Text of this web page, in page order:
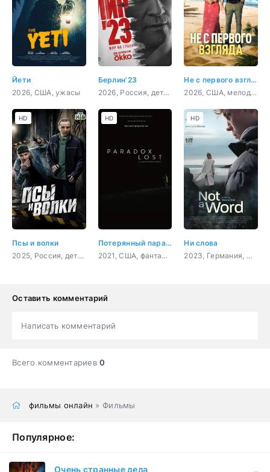
Йети
2026, США, ужасы
Берлин'23
2026, Россия, детектив
Не с первого взгляда
2026, США, мелодрама, комедия
Псы и волки
2025, Россия, детектив, комедия
HD
Потерянный парадокс
2021, США, фантастика, комедия
HD
Ни слова
2023, Германия, Словения, Франция, драма
HD
Оставить комментарий
Написать комментарий
Всего комментариев0
фильмы онлайн » Фильмы
Популярное:
Очень странные дела